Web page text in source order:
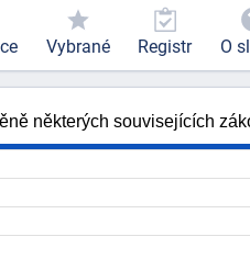
některých souvisejících
Vybrané Registr O